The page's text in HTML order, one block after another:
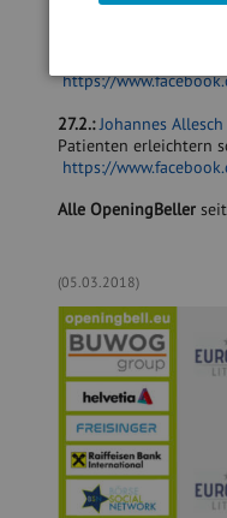
https://
27.2.: Johannes Allesch
Patienten erleichtern
https://
Alle OpeningBellerseit
(05.03.2018)